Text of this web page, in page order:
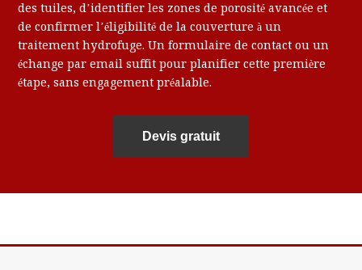
des tuiles, d’identifier les zones de porosité avancée et
de confirmer l’éligibilité de la couverture à un
traitement hydrofuge. Un formulaire de contact ou un
échange par email suffit pour planifier cette première
étape, sans engagement préalable.
Devis gratuit